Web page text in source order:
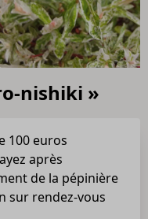
nishiki »
100 euros
après
de la pépinière
sur rendez-vous